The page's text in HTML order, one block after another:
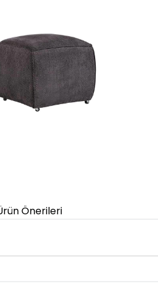
Önerileri